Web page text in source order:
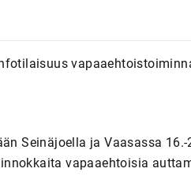
Seinäjoella ja Vaasassa
vapaaehtoisia